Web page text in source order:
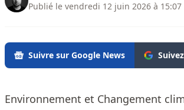
Publié le vendredi 12 juin 2026 à 15:07
Suivre sur Google News
Environnement et Changement